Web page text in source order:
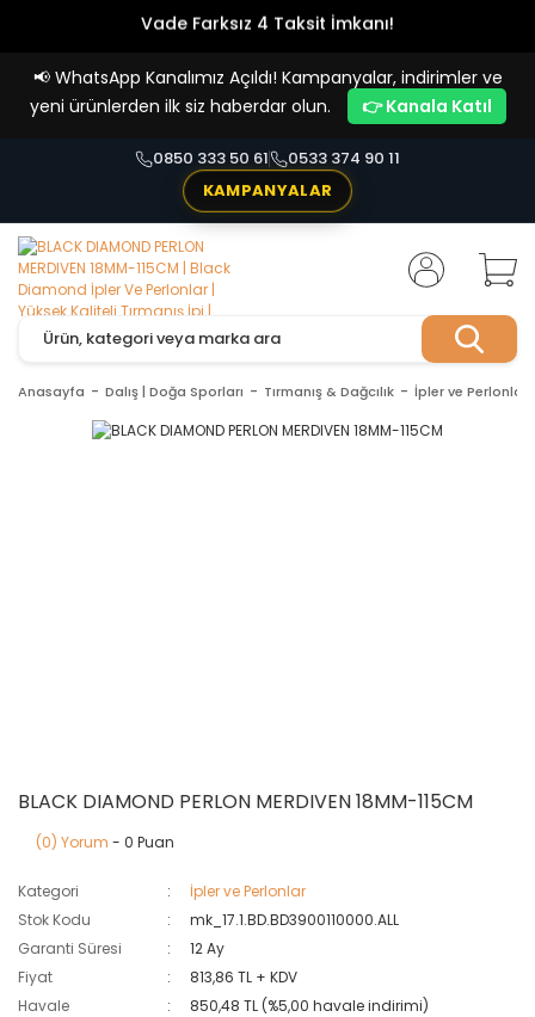
Vade Farksız 4 Taksit İmkanı!
📢 WhatsApp Kanalımız Açıldı! Kampanyalar, indirimler ve
yeni ürünlerden ilk siz haberdar olun.
👉 Kanala Katıl
0850 333 50 61
0533 374 90 11
KAMPANYALAR
Anasayfa Dalış | Doğa Sporları Tırmanış & Dağcılık İpler ve Perlonlar
BLACK DIAMOND PERLON MERDIVEN 18MM-115CM
(0) Yorum - 0 Puan
Kategori
İpler ve Perlonlar
Stok Kodu
mk_17.1.BD.BD3900110000.ALL
Garanti Süresi
12 Ay
Fiyat
813,86 TL + KDV
Havale
850,48 TL (%5,00 havale indirimi)